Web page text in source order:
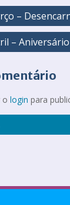
–
–
o login para